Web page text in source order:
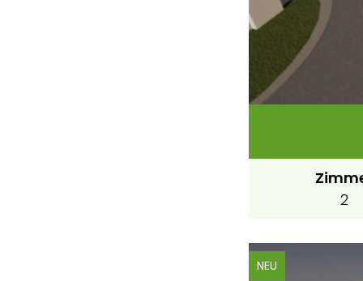
2
NEU